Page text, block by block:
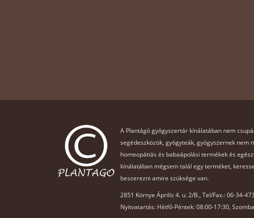
A Plantágó gyógyszertár kínálatában nem
segédeszközök, gyógyteák, gyógyszernek nem
homeopátiás és babaápolási termékek és
kínálatában mégsem talál egy terméket,
beszerezni amire szüksége van.
2851 Környe Április 4. u. 2/B., Tel/Fax.: 06-34-
Nyitvatartás: Hétfő-Péntek: 08:00-17:30,